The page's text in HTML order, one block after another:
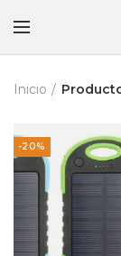
Inicio
-20%